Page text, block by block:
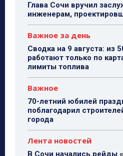
Глава Сочи вручил
инженерам,
Важное за день
Сводка на 9 августа: из
работают только по
лимиты топлива
Важное
70-летний юбилей
поблагодарил
города
Лента новостей